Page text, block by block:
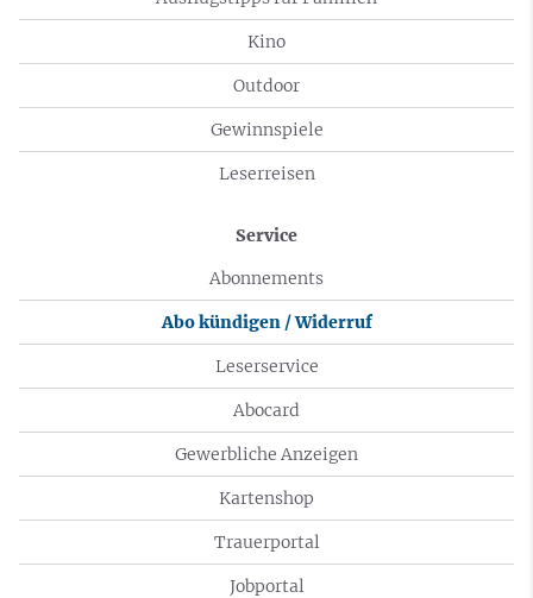
Kino
Outdoor
Gewinnspiele
Leserreisen
Service
Abonnements
Abo kündigen / Widerruf
Leserservice
Abocard
Gewerbliche Anzeigen
Kartenshop
Trauerportal
Jobportal